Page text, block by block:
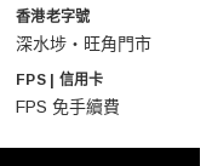
香港老字號
深水埗・旺角門市
FPS | 信用卡
FPS 免手續費